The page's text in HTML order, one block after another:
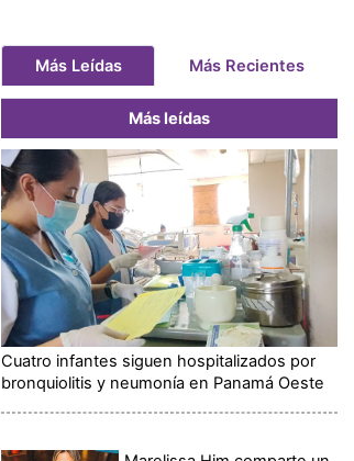
Más Leídas Más Recientes
Más leídas
Cuatro infantes siguen hospitalizados por
bronquiolitis y neumonía en Panamá Oeste